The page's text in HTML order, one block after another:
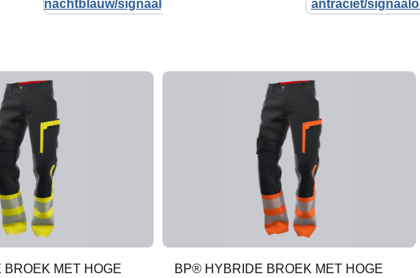
MET HOGE
BP® HYBRIDE BROEK MET HOGE